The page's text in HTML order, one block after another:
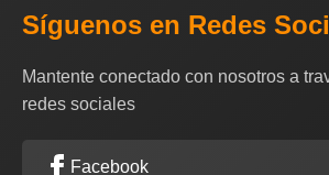
Síguenos en Redes
Mantente conectado con nosotros a
redes sociales
Facebook